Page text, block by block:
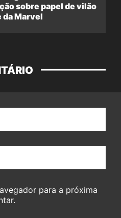
sobre papel de vilão
da Marvel
para a próxima